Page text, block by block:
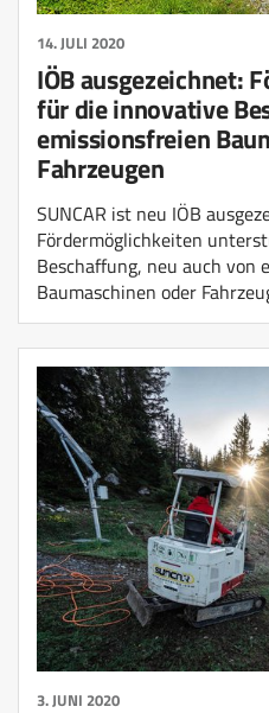
14. JULI 2020
IÖB ausgezeichnet:
für die innovative
emissionsfreien
Fahrzeugen
SUNCAR ist neu IÖB
Fördermöglichkeiten
Beschaffung, neu auch von
Baumaschinen oder
3. JUNI 2020